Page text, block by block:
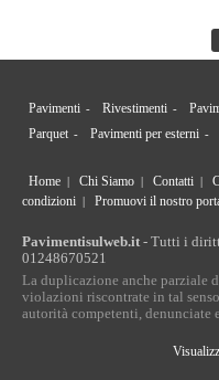
Pavimenti Rivestimenti
Parquet
Pavimenti per esterni
Home | Chi Siamo | Contatti |
condizioni | Promuovi il nostro
Pavimentisulweb.it - Tutti i
01248670521
La duplicazione anche parziale
violazioni riscontrate in tal
autorità competenti, denunciate